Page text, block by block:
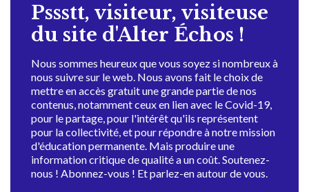
Pssstt, visiteur, visiteuse
du site d'Alter Échos !
Nous sommes heureux que vous soyez si nombreux à
nous suivre sur le web. Nous avons fait le choix de
mettre en accès gratuit une grande partie de nos
contenus, notamment ceux en lien avec le Covid-19,
pour le partage, pour l'intérêt qu'ils représentent
pour la collectivité, et pour répondre à notre mission
d'éducation permanente. Mais produire une
information critique de qualité a un coût. Soutenez-
nous ! Abonnez-vous ! Et parlez-en autour de vous.